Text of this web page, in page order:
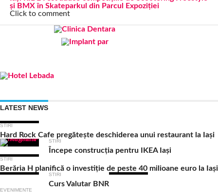
și BMX în Skateparkul din Parcul Expoziției
Click to comment
LATEST NEWS
STIRI
Hard Rock Cafe pregătește deschiderea unui restaurant la Iași
STIRI
Începe construcția pentru IKEA Iași
STIRI
Berăria H planifică o investiție de peste 40 milioane euro la Iași
STIRI
Curs Valutar BNR
EVENIMENTE